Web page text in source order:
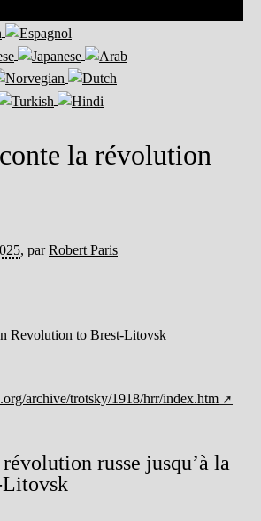
la révolution
, parRobert Paris
Revolution to Brest-Litovsk
archive/trotsky/1918/hrr/index.htm
russe jusqu’à la
Litovsk